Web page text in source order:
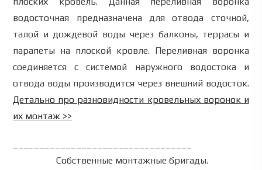
водосточная предназначена для отвода сточной,
талой и дождевой воды через балконы, террасы и
парапеты на плоской кровле. Переливная воронка
соединяется с системой наружного водостока и
отвода воды производится через внешний водосток.
Детально про разновидности кровельных воронок и
их монтаж >>
Собственные монтажные бригады.